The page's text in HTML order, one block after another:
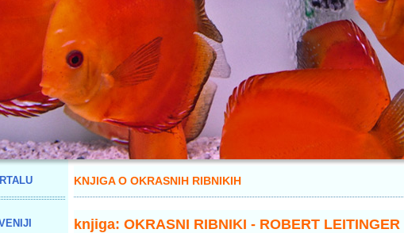
KNJIGA O OKRASNIH RIBNIKIH
knjiga: OKRASNI RIBNIKI - ROBERT LEITINGER